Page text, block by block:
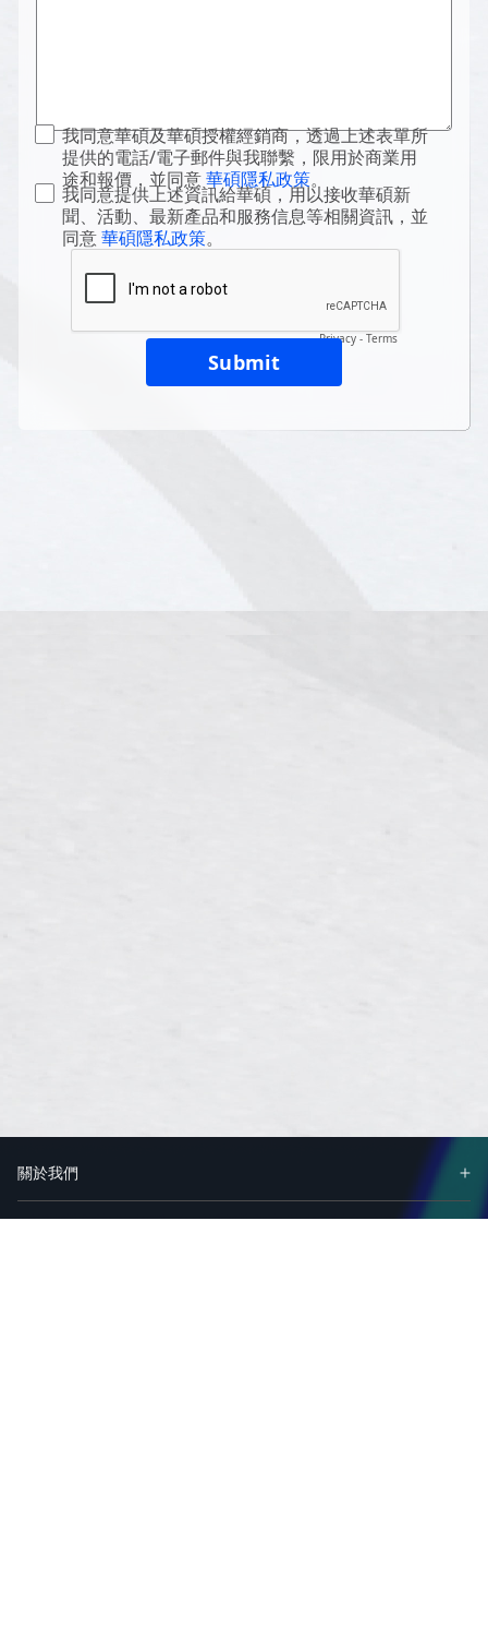
我同意華碩及華碩授權經銷商，透過上述表單所
提供的電話/電子郵件與我聯繫，限用於商業用
途和報價，並同意華碩隱私政策。
我同意提供上述資訊給華碩，用以接收華碩新
聞、活動、最新產品和服務信息等相關資訊，並
同意華碩隱私政策。
Privacy - Terms
關於我們